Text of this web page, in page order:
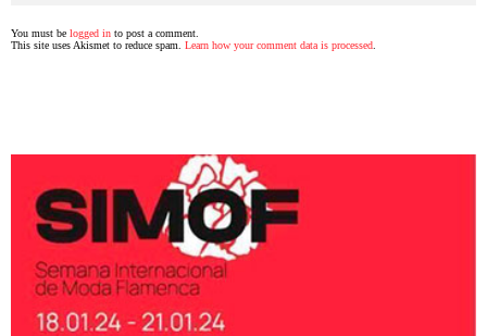
You must be logged in to post a comment.
This site uses Akismet to reduce spam. Learn how your comment data is processed